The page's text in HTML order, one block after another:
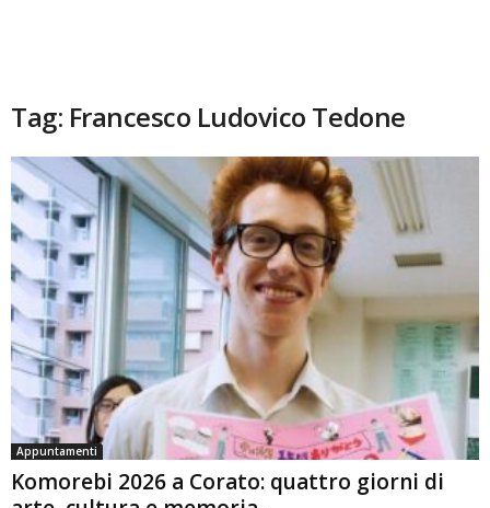
Tag: Francesco Ludovico Tedone
Appuntamenti
Komorebi 2026 a Corato: quattro giorni di
arte, cultura e memoria...